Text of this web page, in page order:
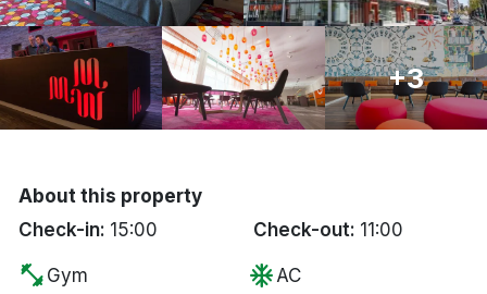
Bergen
Hela Danmark
+3
About this property
Check-in: 15:00 Check-out: 11:00
fitness_center Gym ac_unit AC